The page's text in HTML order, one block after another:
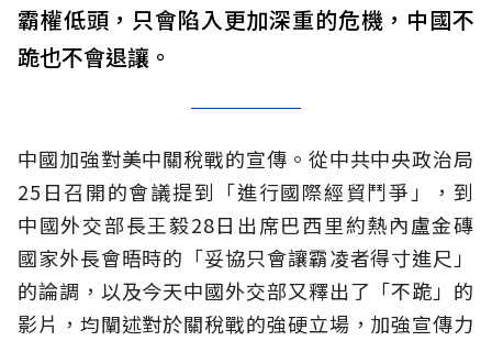
霸權低頭，只會陷入更加深重的危機，中國不
跪也不會退讓。
中國加強對美中關稅戰的宣傳。從中共中央政治局
25日召開的會議提到「進行國際經貿鬥爭」，到
中國外交部長王毅28日出席巴西里約熱內盧金磚
國家外長會晤時的「妥協只會讓霸凌者得寸進尺」
的論調，以及今天中國外交部又釋出了「不跪」的
影片，均闡述對於關稅戰的強硬立場，加強宣傳力